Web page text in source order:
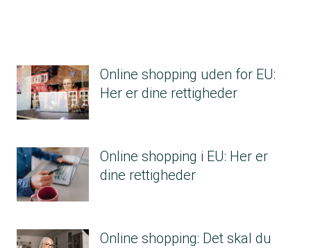
Online shopping uden for EU:
Her er dine rettigheder
Online shopping i EU: Her er
dine rettigheder
Online shopping: Det skal du